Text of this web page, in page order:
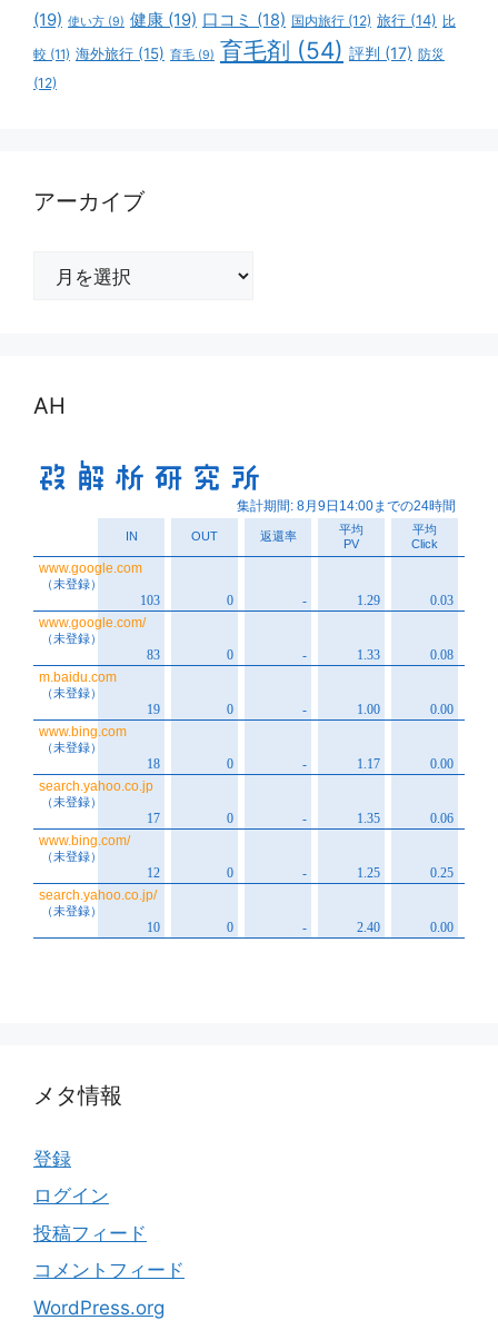
(19) 使い方 (9) 健康 (19) 口コミ (18) 国内旅行 (12) 旅行 (14) 比
較 (11) 海外旅行 (15) 育毛 (9) 育毛剤 (54) 評判 (17) 防災
(12)
アーカイブ
AH
メタ情報
登録
ログイン
投稿フィード
コメントフィード
WordPress.org